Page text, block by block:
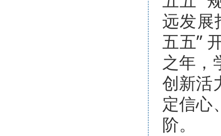
远发展
五五”
之年，
创新活
定信心
阶。